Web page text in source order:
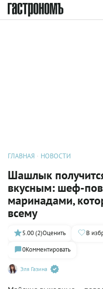
ГЛАВНАЯ НОВОСТИ
Шашлык
вкусным: шеф-
маринадами,
всему
Эля Газина
5.00 (2)Оценить В
0Комментировать